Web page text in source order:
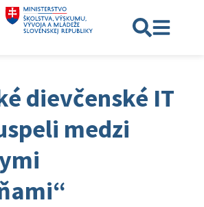
dievčenské IT
medzi